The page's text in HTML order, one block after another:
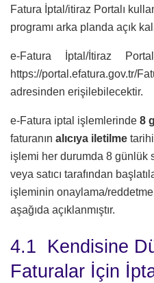
Fatura İptal/itiraz Portalı
programı arka planda açık
e-Fatura İptal/İtiraz
https://
adresinden erişilebilecektir.
e-Fatura iptal işlemlerinde 8
faturanın alıcıya iletilme
işlemi her durumda 8 günlük
veya satıcı tarafından
işleminin onaylama/
aşağıda açıklanmıştır.
4.1 Kendisine
Faturalar İçin